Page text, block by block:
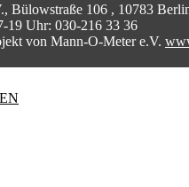
Bülowstraße 106 , 10783
19 Uhr: 030-216 33 36
von Mann-O-Meter e.V.